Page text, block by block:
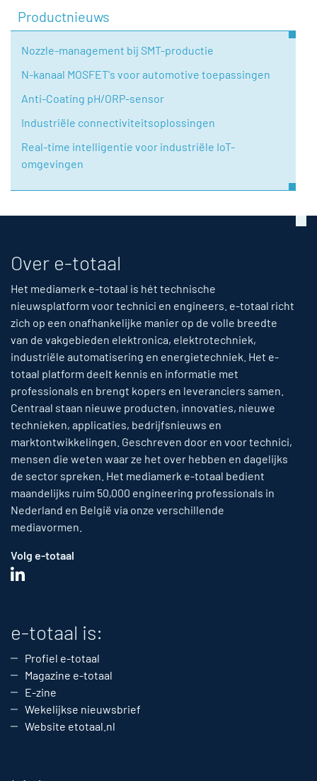
Productnieuws
Nozzle-management bij SMT-productie
N-kanaal MOSFET's voor automotive toepassingen
Anti-Coating pH/ORP-sensor
Industriële connectiviteitsoplossingen
Real-time intelligentie voor industriële IoT-
omgevingen
Over e-totaal
Het mediamerk e-totaal is hét technische
nieuwsplatform voor technici en engineers. e-totaal richt
zich op een onafhankelijke manier op de volle breedte
van de vakgebieden elektronica, elektrotechniek,
industriële automatisering en energietechniek. Het e-
totaal platform deelt kennis en informatie met
professionals en brengt kopers en leveranciers samen.
Centraal staan nieuwe producten, innovaties, nieuwe
technieken, applicaties, bedrijfsnieuws en
marktontwikkelingen. Geschreven door en voor technici,
mensen die weten waar ze het over hebben en dagelijks
de sector spreken. Het mediamerk e-totaal bedient
maandelijks ruim 50,000 engineering professionals in
Nederland en België via onze verschillende
mediavormen.
Volg e-totaal
e-totaal is:
Profiel e-totaal
Magazine e-totaal
E-zine
Wekelijkse nieuwsbrief
Website etotaal.nl